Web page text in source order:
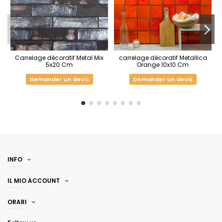
Carrelage décoratif Metal Mix
5x20 Cm
Demander un devis
carrelage décoratif Metallica
Orange 10x10 Cm
Demander un devis
INFO
IL MIO ACCOUNT
ORARI